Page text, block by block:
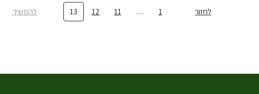
לחזור 1
…
11
12
13 להמשיך